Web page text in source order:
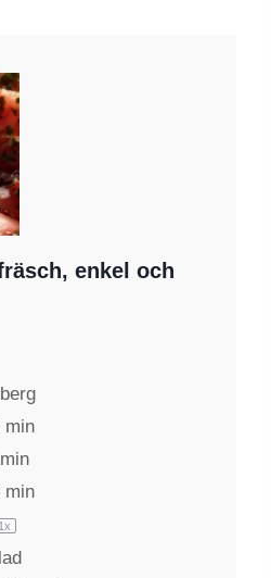
enkel och
min
min
1x